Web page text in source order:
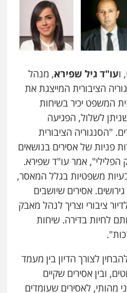
ועו"ד גיל שפירא, מנהל
הציבורית המייצגת את
המשפט יכיר בשיחות
לשלול, הפגיעה
"הסנגוריה הציבורית
פניות של אסירים בנושאים
הפלילי", אמר עו"ד שפירא.
משפטיות בגלל המאסר,
אסירים שיושבים
ציבורי וצריך לנהל מאבק
לחיות בדירה. שיחות
לצורך הדיון בין מעמד
ובין אסירים שקיים
מהותי, לאסירים שעומדים